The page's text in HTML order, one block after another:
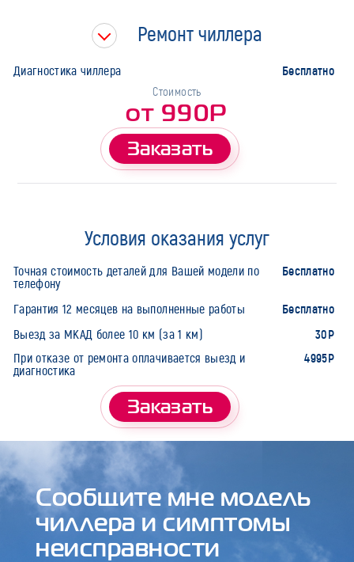
Ремонт чиллера
Диагностика чиллера Бесплатно
Стоимость
от 990Р
Заказать
Условия оказания услуг
Точная стоимость деталей для Вашей модели по
телефону
Бесплатно
Гарантия 12 месяцев на выполненные работы Бесплатно
Выезд за МКАД более 10 км (за 1 км) 30Р
При отказе от ремонта оплачивается выезд и
диагностика
4995Р
Заказать
Сообщите мне модель
чиллера и симптомы
неисправности